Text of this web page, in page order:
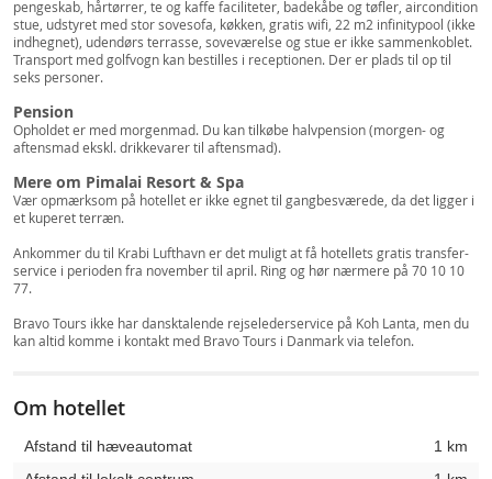
pengeskab, hårtørrer, te og kaffe faciliteter, badekåbe og tøfler, aircondition
stue, udstyret med stor sovesofa, køkken, gratis wifi, 22 m2 infinitypool (ikke
indhegnet), udendørs terrasse, soveværelse og stue er ikke sammenkoblet.
Transport med golfvogn kan bestilles i receptionen. Der er plads til op til
seks personer.
Pension
Opholdet er med morgenmad. Du kan tilkøbe halvpension (morgen- og
aftensmad ekskl. drikkevarer til aftensmad).
Mere om Pimalai Resort & Spa
Vær opmærksom på hotellet er ikke egnet til gangbesværede, da det ligger i
et kuperet terræn.
Ankommer du til Krabi Lufthavn er det muligt at få hotellets gratis transfer-
service i perioden fra november til april. Ring og hør nærmere på 70 10 10
77.
Bravo Tours ikke har dansktalende rejselederservice på Koh Lanta, men du
kan altid komme i kontakt med Bravo Tours i Danmark via telefon.
Om hotellet
Afstand til hæveautomat
1 km